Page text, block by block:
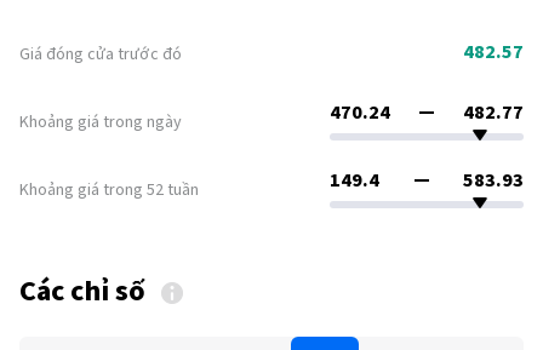
Giá đóng cửa trước đó
Khoảng giá trong ngày
Khoảng giá trong 52 tuần
482.57
470.24 482.77
149.4 583.93
Các chỉ số